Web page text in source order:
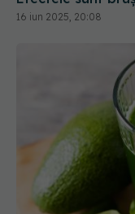
Sucurile verzi: